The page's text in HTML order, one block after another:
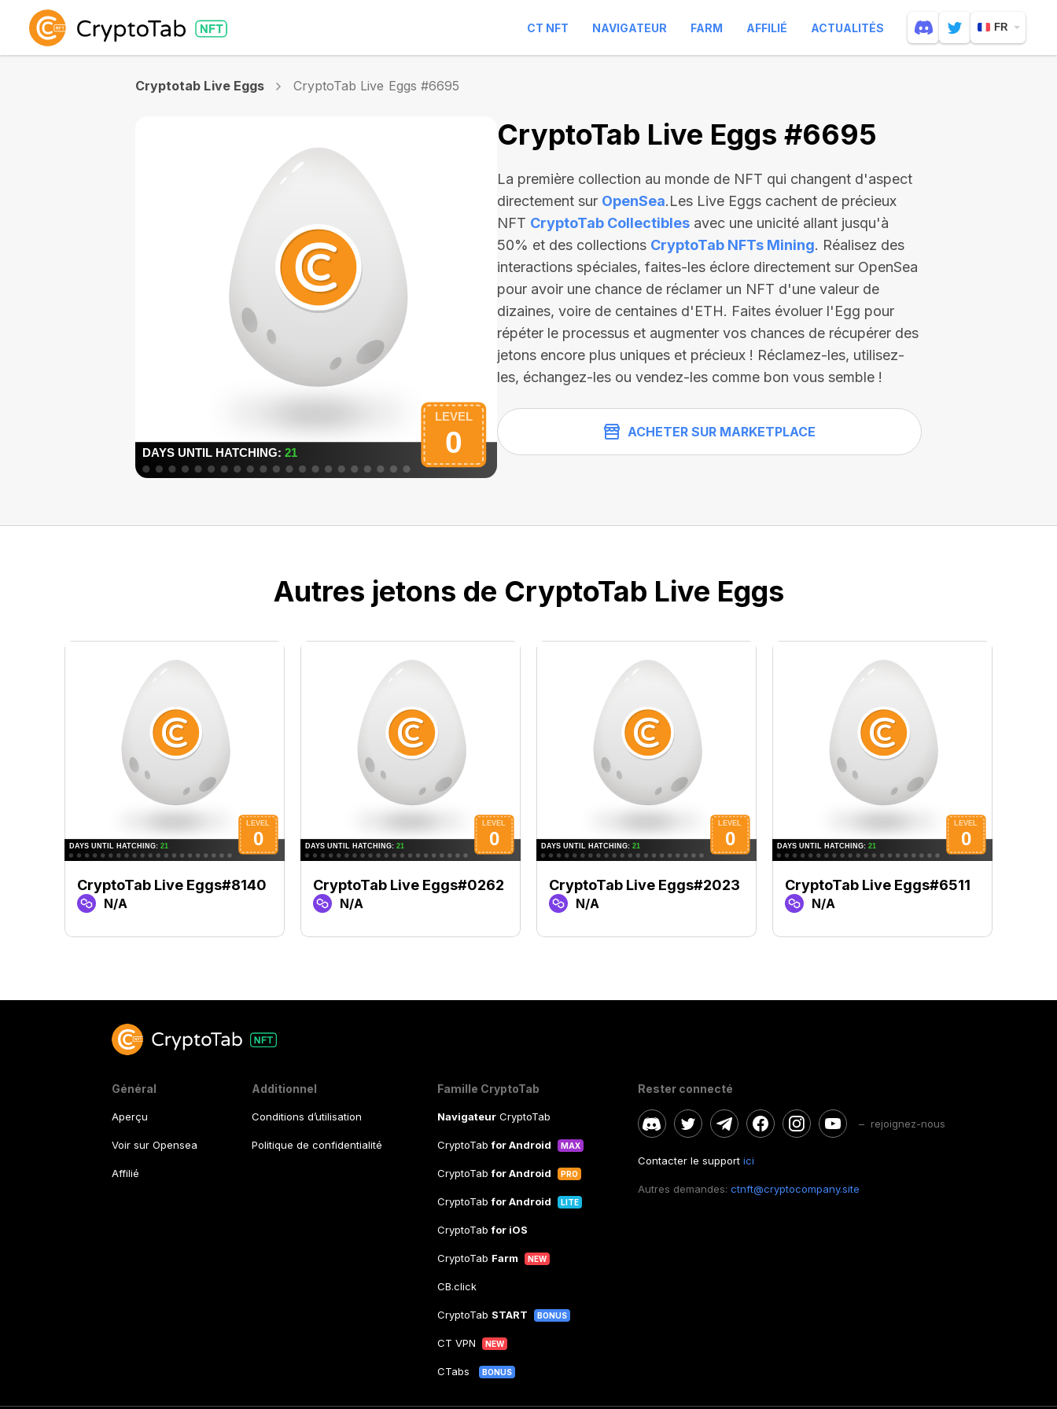
CT NFT NAVIGATEUR FARM AFFILIÉ ACTUALITÉS FR
Cryptotab Live Eggs CryptoTab Live Eggs #6695
CryptoTab Live Eggs #6695
La première collection au monde de NFT qui changent d'aspect
directement sur OpenSea.Les Live Eggs cachent de précieux
NFT CryptoTab Collectibles avec une unicité allant jusqu'à
50% et des collections CryptoTab NFTs Mining. Réalisez des
interactions spéciales, faites-les éclore directement sur OpenSea
pour avoir une chance de réclamer un NFT d'une valeur de
dizaines, voire de centaines d'ETH. Faites évoluer l'Egg pour
répéter le processus et augmenter vos chances de récupérer des
jetons encore plus uniques et précieux ! Réclamez-les, utilisez-
les, échangez-les ou vendez-les comme bon vous semble !
ACHETER SUR MARKETPLACE
Autres jetons de CryptoTab Live Eggs
CryptoTab Live Eggs#8140
N/A
CryptoTab Live Eggs#0262
N/A
CryptoTab Live Eggs#2023
N/A
CryptoTab Live Eggs#6511
N/A
Général
Aperçu
Voir sur Opensea
Affilié
Additionnel
Conditions d’utilisation
Politique de confidentialité
Famille CryptoTab
NavigateurCryptoTab
CryptoTabfor Android MAX
CryptoTabfor Android PRO
CryptoTabfor Android LITE
CryptoTabfor iOS
CryptoTab Farm NEW
CB.click
CryptoTab START BONUS
CT VPN NEW
CTabs BONUS
Rester connecté
– rejoignez-nous
Contacter le support ici
Autres demandes: ctnft@cryptocompany.site